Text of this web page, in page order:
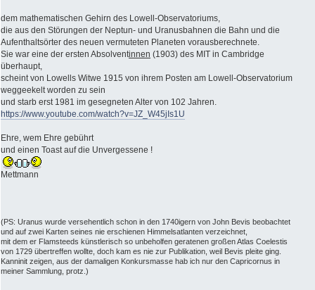
dem mathematischen Gehirn des Lowell-Observatoriums,
die aus den Störungen der Neptun- und Uranusbahnen die Bahn und die
Aufenthaltsörter des neuen vermuteten Planeten vorausberechnete.
Sie war eine der ersten Absolventinnen (1903) des MIT in Cambridge
überhaupt,
scheint von Lowells Witwe 1915 von ihrem Posten am Lowell-Observatorium
weggeekelt worden zu sein
und starb erst 1981 im gesegneten Alter von 102 Jahren.
https://www.youtube.com/watch?v=JZ_W45jIs1U
Ehre, wem Ehre gebührt
und einen Toast auf die Unvergessene !
Mettmann
(PS: Uranus wurde versehentlich schon in den 1740igern von John Bevis beobachtet
und auf zwei Karten seines nie erschienen Himmelsatlanten verzeichnet,
mit dem er Flamsteeds künstlerisch so unbeholfen geratenen großen Atlas Coelestis
von 1729 übertreffen wollte, doch kam es nie zur Publikation, weil Bevis pleite ging.
Kanninit zeigen, aus der damaligen Konkursmasse hab ich nur den Capricornus in
meiner Sammlung, protz.)